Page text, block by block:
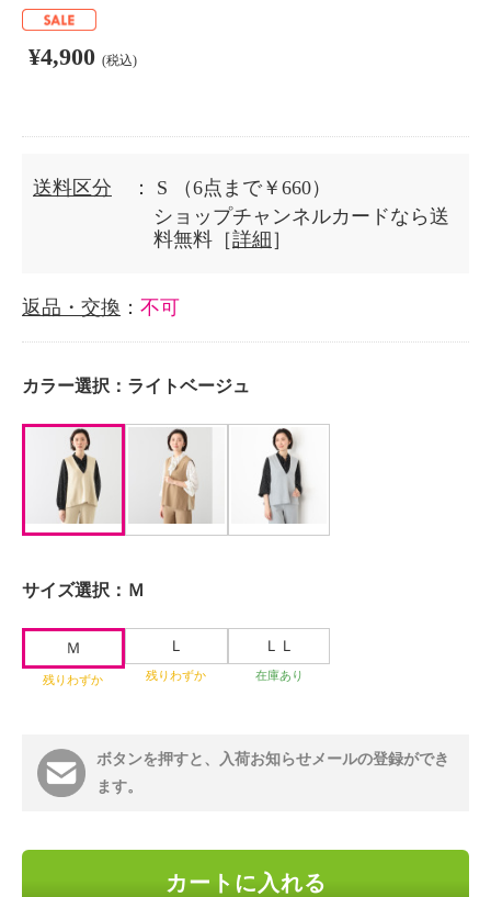
¥4,900 (税込)
送料区分 ： S
（6点まで￥660）
ショップチャンネルカードなら送
料無料［詳細 ］
返品・交換 ： 不可
カラー選択： ライトベージュ
サイズ選択： Ｍ
Ｍ
残りわずか
Ｌ
残りわずか
ＬＬ
在庫あり
ボタンを押すと、入荷お知らせメールの登録ができ
ます。
カートに入れる